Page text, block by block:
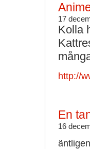
17
Kolla
http://
En
16